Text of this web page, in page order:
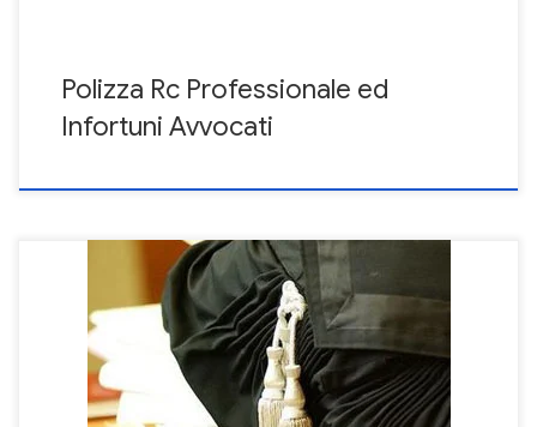
Polizza Rc Professionale ed
Infortuni Avvocati
Assicurazione obbligatoria avvocati: ieri ed oggi La polizza rc
professionale per l’Avvocato è stata resa obbligatoria dal
legislatore da Agosto 2013. Tale obbligatorietà della copertura
assicurativa è stata sancita col DPR 137/2012 del 07.08.2012. In